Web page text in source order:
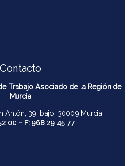
Contacto
Trabajo Asociado de la Región de
Murcia
Antón, 39, bajo. 30009 Murcia
00 – F: 968 29 45 77